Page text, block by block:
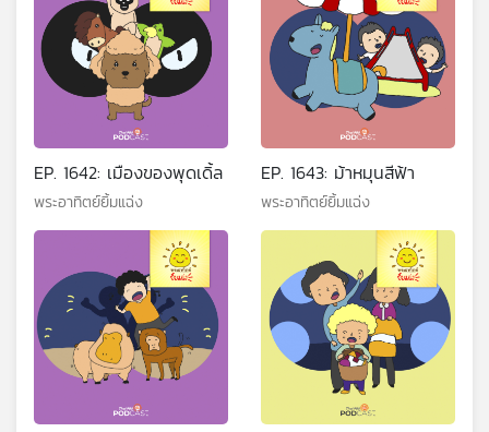
EP. 1642: เมืองของพุดเดิ้ล
พระอาทิตย์ยิ้มแฉ่ง
EP. 1643: ม้าหมุนสีฟ้า
พระอาทิตย์ยิ้มแฉ่ง